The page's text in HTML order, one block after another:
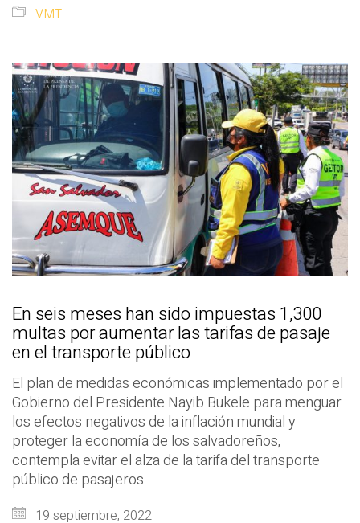
VMT
En seis meses han sido impuestas 1,300
multas por aumentar las tarifas de pasaje
en el transporte público
El plan de medidas económicas implementado por el
Gobierno del Presidente Nayib Bukele para menguar
los efectos negativos de la inflación mundial y
proteger la economía de los salvadoreños,
contempla evitar el alza de la tarifa del transporte
público de pasajeros.
19 septiembre, 2022